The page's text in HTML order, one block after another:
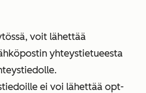
voit lähettää
yhteystietueesta
ei voi lähettää opt-